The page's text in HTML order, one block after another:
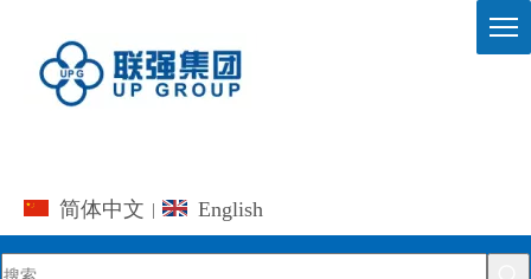
简体中文 | English